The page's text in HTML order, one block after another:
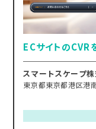
ECサイトのCVR
スマートスケープ
東京都東京都港区港